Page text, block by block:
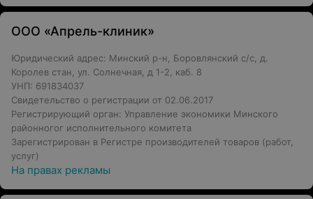
ООО «Апрель-клиник»
Юридический адрес: Минский р-н, Боровлянский с/с, д.
Королев стан, ул. Солнечная, д 1-2, каб. 8
УНП: 691834037
Свидетельство о регистрации от 02.06.2017
Регистрирующий орган: Управление экономики Минского
районногог исполнительного комитета
Зарегистрирован в Регистре производителей товаров (работ,
услуг)
На правах рекламы